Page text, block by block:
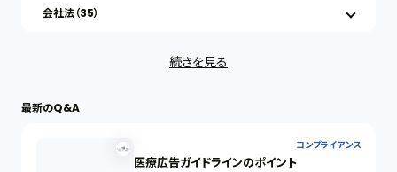
会社法（35）
労働問題（33）
続きを見る
最新のQ&A
コンプライアンス
医療広告ガイドラインのポイント